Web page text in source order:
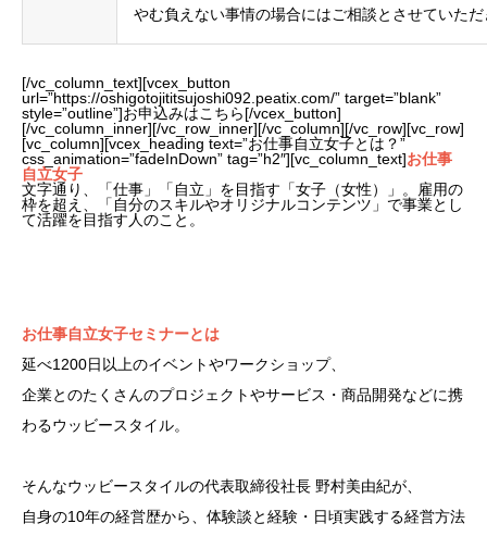
やむ負えない事情の場合にはご相談とさせていた
[/vc_column_text][vcex_button
url=”https://oshigotojititsujoshi092.peatix.com/” target=”blank”
style=”outline”]お申込みはこちら[/vcex_button]
[/vc_column_inner][/vc_row_inner][/vc_column][/vc_row][vc_row]
[vc_column][vcex_heading text=”お仕事自立女子とは？”
css_animation=”fadeInDown” tag=”h2″][vc_column_text]お仕事
自立女子
文字通り、「仕事」「自立」を目指す「女子（女性）」。雇用の
枠を超え、「自分のスキルやオリジナルコンテンツ」で事業とし
て活躍を目指す人のこと。
お仕事自立女子セミナーとは
延べ1200日以上のイベントやワークショップ、
企業とのたくさんのプロジェクトやサービス・商品開発などに携
わるウッビースタイル。
そんなウッビースタイルの代表取締役社長 野村美由紀が、
自身の10年の経営歴から、体験談と経験・日頃実践する経営方法